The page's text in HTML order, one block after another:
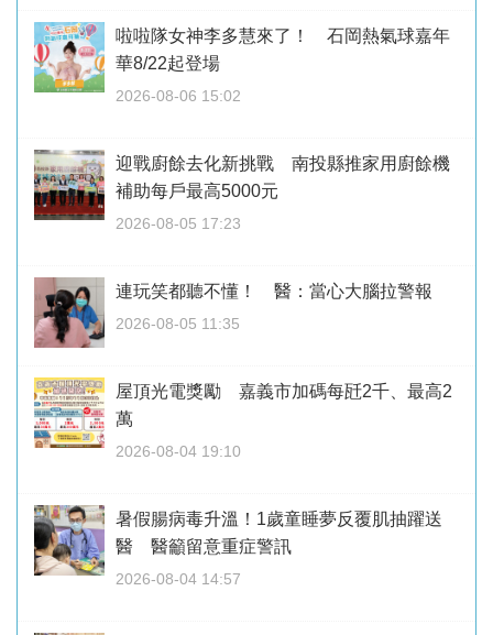
啦啦隊女神李多慧來了！ 石岡熱氣球嘉年
華8/22起登場
2026-08-06 15:02
迎戰廚餘去化新挑戰 南投縣推家用廚餘機
補助每戶最高5000元
2026-08-05 17:23
連玩笑都聽不懂！ 醫：當心大腦拉警報
2026-08-05 11:35
屋頂光電獎勵 嘉義市加碼每瓩2千、最高2
萬
2026-08-04 19:10
暑假腸病毒升溫！1歲童睡夢反覆肌抽躍送
醫 醫籲留意重症警訊
2026-08-04 14:57